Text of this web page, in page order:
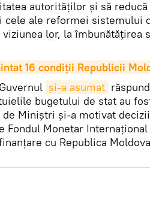
autorităților și să
cele ale reformei sistemului
lor, la îmbunătățirea
16 condiţii Republicii
și-a asumat
bugetului de stat au
de Miniștri și-a motivat
Fondul Monetar
cu Republica